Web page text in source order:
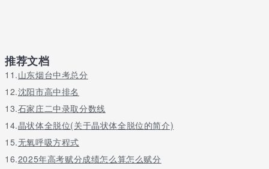
推荐文档
11.山东烟台中考总分
12.沈阳市高中排名
13.石家庄二中录取分数线
14.晶状体全脱位(关于晶状体全脱位的简介)
15.无氧呼吸方程式
16.2025年高考赋分成绩怎么算怎么赋分